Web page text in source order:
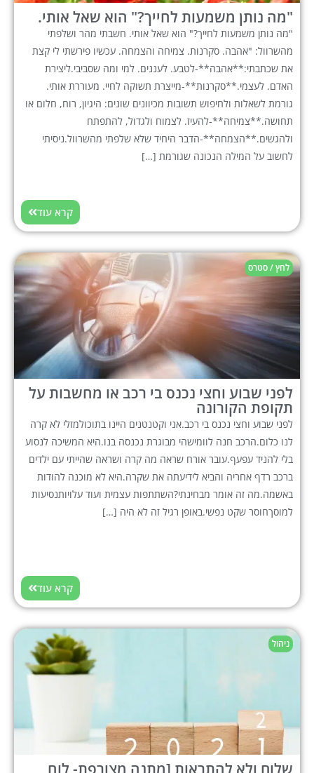
"מה נותן משמעות לחייך?" הוא שאל אותי.
"מה נותן משמעות לחייך?" הוא שאל אותי. חשבתי מהר ושלפתי
מהשרוול: "אהבה. סקרנות. צמיחה והצמחה. עכשיו פירשתי לי קצת
את שכתבתי:**אהבה**-לטבע. לעננים. למי ומה שסביבי.ליצירת
האדם. לעצמי.**סקרנות**-מייצרת תשוקה לחיי. מעוררת אותי.
גורמת לשאלות ולחיפוש תשובות מכיוונים שונים: היגיון, רוח, חלום או
תחושה.**צמיחה**-להעיז. לצמוח ולגדול, להתפתח
ולהגשים.**הצמחה**-הדבר היחיד שלא שלפתי מהשרוול.ניסיתי
לחשוב על המילה הנכונה שגורמת […]
קרא עוד
לחץ / סטרס
לפני שבוע וחצי נכנס בי רכב או מחשבות על
תקופת הקורונה
לפני שבוע וחצי נכנס בי רכב.אני וקטנטנים היינו בתוכולמזלי לא קרה
לנו כלום.הרכב חנה לוומישהי מבוגרת נכנסה בנו.היא המשיכה לנסוע
בלי להניד עפעף.עובר אורח שראה מה קרה ושראה שהייתי עם ילדים
ברכב רדף אחריה והביא לידיעתה את שקרה.היא לא מוכנה להודות
באשמה.מה זה אומר מבחינתי?השתתפות עצמית ועוד עלויותנסיעות
למוסךחוסר שקט נפשי.באופן רגיל זה לא היה […]
קרא עוד
ניהול
שלום ולא להתראות [מתנה מצורפת- לוח